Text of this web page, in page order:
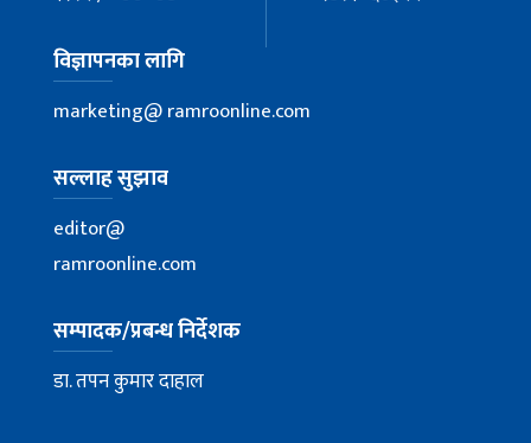
विज्ञापनका लागि
marketing@ ramroonline.com
सल्लाह सुझाव
editor@
ramroonline.com
सम्पादक/प्रबन्ध निर्देशक
डा. तपन कुमार दाहाल